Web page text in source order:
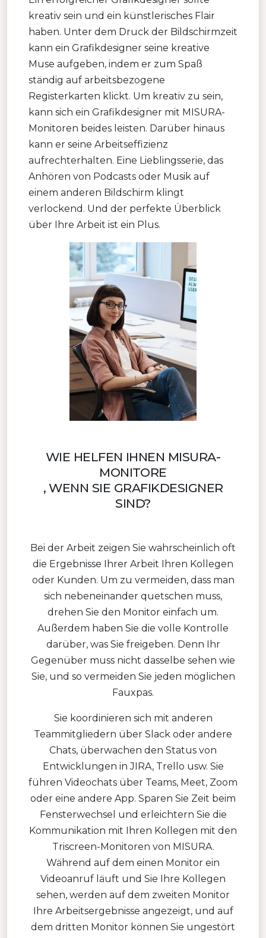
kreativ sein und ein künstlerisches Flair
haben. Unter dem Druck der Bildschirmzeit
kann ein Grafikdesigner seine kreative
Muse aufgeben, indem er zum Spaß
ständig auf arbeitsbezogene
Registerkarten klickt. Um kreativ zu sein,
kann sich ein Grafikdesigner mit MISURA-
Monitoren beides leisten. Darüber hinaus
kann er seine Arbeitseffizienz
aufrechterhalten. Eine Lieblingsserie, das
Anhören von Podcasts oder Musik auf
einem anderen Bildschirm klingt
verlockend. Und der perfekte Überblick
über Ihre Arbeit ist ein Plus.
WIE HELFEN IHNEN MISURA-
MONITORE
, WENN SIE GRAFIKDESIGNER
SIND?
Bei der Arbeit zeigen Sie wahrscheinlich oft
die Ergebnisse Ihrer Arbeit Ihren Kollegen
oder Kunden. Um zu vermeiden, dass man
sich nebeneinander quetschen muss,
drehen Sie den Monitor einfach um.
Außerdem haben Sie die volle Kontrolle
darüber, was Sie freigeben. Denn Ihr
Gegenüber muss nicht dasselbe sehen wie
Sie, und so vermeiden Sie jeden möglichen
Fauxpas.
Sie koordinieren sich mit anderen
Teammitgliedern über Slack oder andere
Chats, überwachen den Status von
Entwicklungen in JIRA, Trello usw. Sie
führen Videochats über Teams, Meet, Zoom
oder eine andere App. Sparen Sie Zeit beim
Fensterwechsel und erleichtern Sie die
Kommunikation mit Ihren Kollegen mit den
Triscreen-Monitoren von MISURA.
Während auf dem einen Monitor ein
Videoanruf läuft und Sie Ihre Kollegen
sehen, werden auf dem zweiten Monitor
Ihre Arbeitsergebnisse angezeigt, und auf
dem dritten Monitor können Sie ungestört